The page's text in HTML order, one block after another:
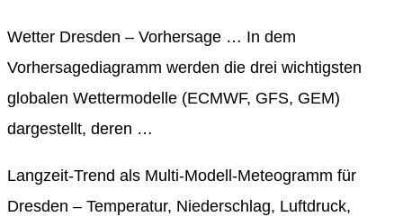
Wetter Dresden – Vorhersage … In dem
Vorhersagediagramm werden die drei wichtigsten
globalen Wettermodelle (ECMWF, GFS, GEM)
dargestellt, deren …
Langzeit-Trend als Multi-Modell-Meteogramm für
Dresden – Temperatur, Niederschlag, Luftdruck,